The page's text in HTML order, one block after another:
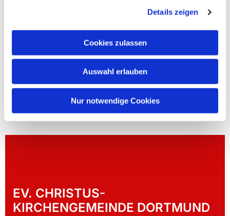
Details zeigen
Cookies zulassen
Auswahl erlauben
Nur notwendige Cookies
EV. CHRISTUS-
KIRCHENGEMEINDE DORTMUND